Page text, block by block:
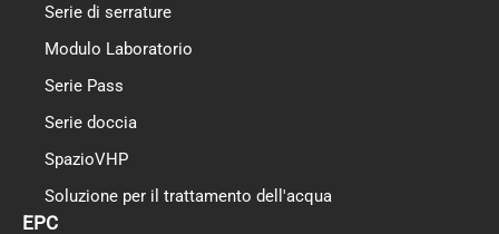
Serie di serrature
Modulo Laboratorio
Serie Pass
Serie doccia
SpazioVHP
Soluzione per il trattamento dell'acqua
EPC